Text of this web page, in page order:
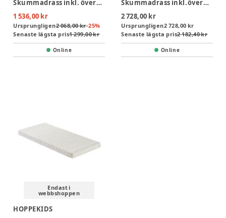
Skummadrass inkl. överdrag, 70x160x9 cm
1 536,00 kr
Ursprungligen2 068,00 kr-25%
Senaste lägsta pris1 299,00 kr
Online
Skummadrass inkl.överdrag, 90x200 cm, H:9 cm, Vit
2 728,00 kr
Ursprungligen2 728,00 kr
Senaste lägsta pris2 182,40 kr
Online
Endast i
webbshoppen
HOPPEKIDS